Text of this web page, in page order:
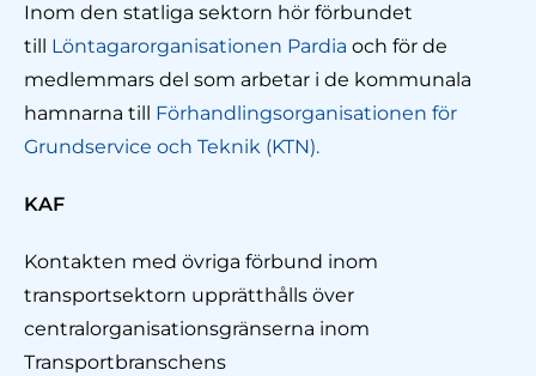
Inom den statliga sektorn hör förbundet
till Löntagarorganisationen Pardia och för de
medlemmars del som arbetar i de kommunala
hamnarna till Förhandlingsorganisationen för
Grundservice och Teknik (KTN).
KAF
Kontakten med övriga förbund inom
transportsektorn upprätthålls över
centralorganisationsgränserna inom
Transportbranschens